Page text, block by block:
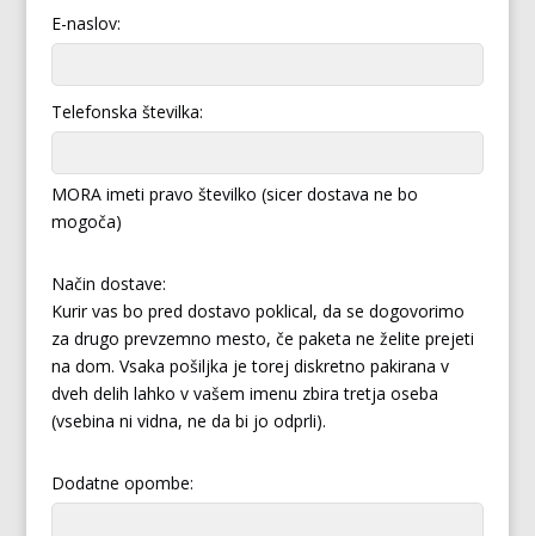
E-naslov:
Telefonska številka:
MORA imeti pravo številko (sicer dostava ne bo
mogoča)
Način dostave:
Kurir vas bo pred dostavo poklical, da se dogovorimo
za drugo prevzemno mesto, če paketa ne želite prejeti
na dom. Vsaka pošiljka je torej diskretno pakirana v
dveh delih lahko v vašem imenu zbira tretja oseba
(vsebina ni vidna, ne da bi jo odprli).
Dodatne opombe: